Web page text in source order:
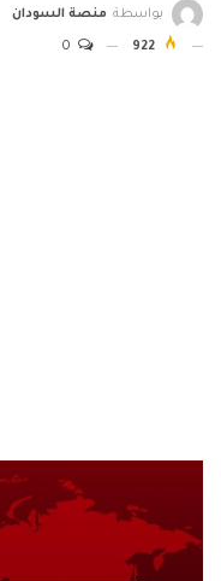
بواسطة منصة السودان
922